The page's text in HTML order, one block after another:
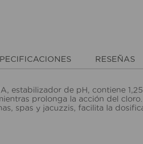
RESEÑAS
estabilizador de pH, contiene
prolonga la acción del
spas y jacuzzis, facilita la